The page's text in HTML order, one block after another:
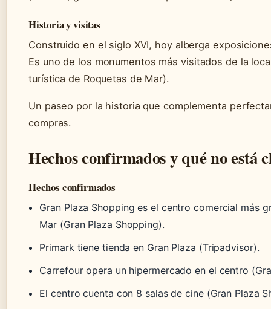
Historia y visitas
Construido en el siglo XVI, hoy alberga
Es uno de los monumentos más visitados de la
turística de Roquetas de Mar).
Un paseo por la historia que complementa
compras.
Hechos confirmados y qué no está
Hechos confirmados
Gran Plaza Shopping es el centro comercial más
Mar (Gran Plaza Shopping).
Primark tiene tienda en Gran Plaza (Tripadvisor).
Carrefour opera un hipermercado en el centro
El centro cuenta con 8 salas de cine (Gran Plaza